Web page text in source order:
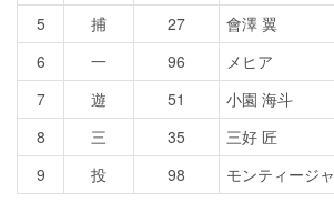
5
捕 27 會澤 翼
6
一 96 メヒア
7
遊 51 小園 海斗
8
三 35 三好 匠
9
投 98 モンティージャ